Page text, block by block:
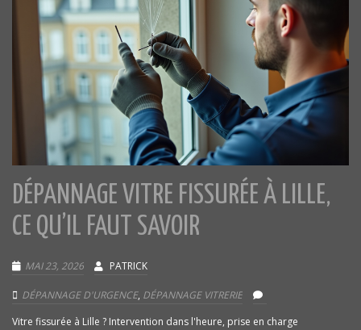
DÉPANNAGE VITRE FISSURÉE À LILLE,
CE QU’IL FAUT SAVOIR
MAI 23, 2026 PATRICK
DÉPANNAGE D'URGENCE, DÉPANNAGE VITRERIE
Vitre fissurée à Lille ? Intervention dans l'heure, prise en charge